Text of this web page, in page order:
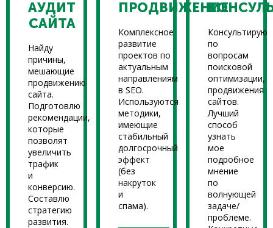
АУДИТ
САЙТА
Найду
причины,
мешающие
продвижению
сайта.
Подготовлю
рекомендации,
которые
позволят
увеличить
трафик
и
конверсию.
Составлю
стратегию
развития.
ПРОДВИЖЕНИЕ
Комплексное
развитие
проектов по
актуальным
направлениям
в SEO.
Используются
методики,
имеющие
стабильный
долгосрочный
эффект
(без
накруток
и
спама).
Консультирую
по
вопросам
поисковой
оптимизации,
продвижения
сайтов.
Лучший
способ
узнать
мое
подробное
мнение
по
волнующей
задаче/
проблеме.